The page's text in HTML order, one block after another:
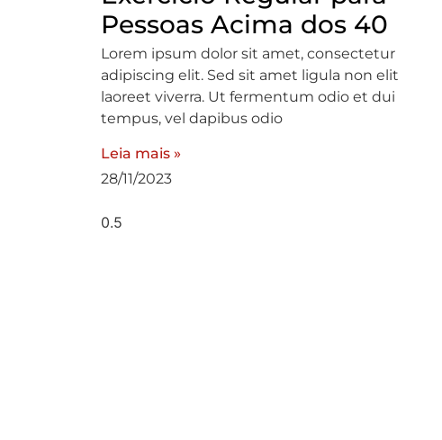
Pessoas Acima dos 40
Lorem ipsum dolor sit amet, consectetur
adipiscing elit. Sed sit amet ligula non elit
laoreet viverra. Ut fermentum odio et dui
tempus, vel dapibus odio
Leia mais »
28/11/2023